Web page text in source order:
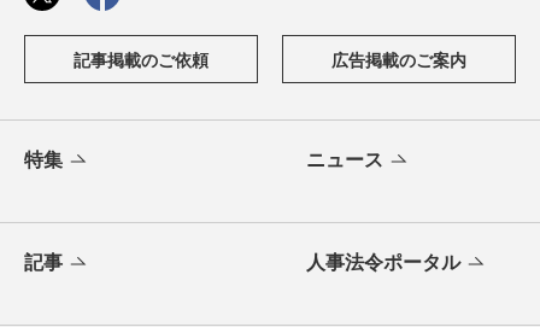
記事掲載のご依頼 広告掲載のご案内
特集 ニュース
記事 人事法令ポータル